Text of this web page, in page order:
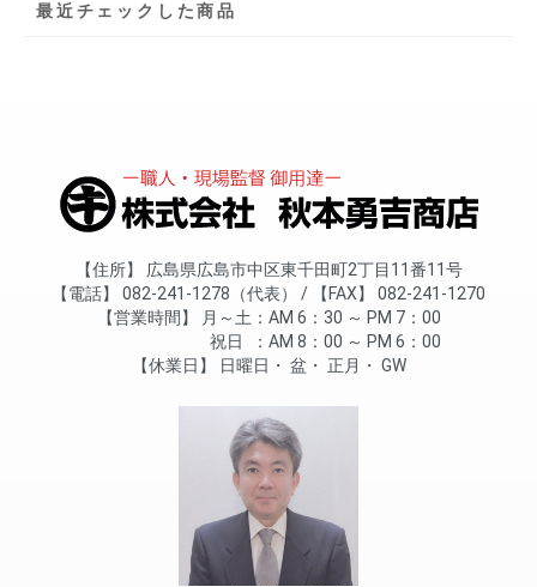
最近チェックした商品
住所
広島県広島市中区東千田町2丁目11番11号
電話
082-241-1278（代表） FAX
082-241-1270
営業時間
月～土
AM 6：30 ～ PM 7：00
祝日
AM 8：00 ～ PM 6：00
休業日
日曜日 盆 正月 GW